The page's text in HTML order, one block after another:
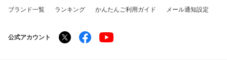
ブランド一覧 ランキング かんたんご利用ガイド メール通知設定
公式アカウント